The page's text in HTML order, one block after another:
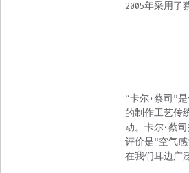
2005年采用了
“卡尔•蔡司”
的制作工艺传
动。卡尔•蔡
评价是“空气
在我们耳边广